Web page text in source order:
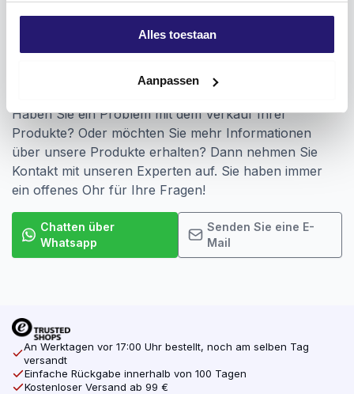
Alles toestaan
Aanpassen
Vragen? Wir sind für Sie da!
Haben Sie ein Problem mit dem Verkauf Ihrer
Produkte? Oder möchten Sie mehr Informationen
über unsere Produkte erhalten? Dann nehmen Sie
Kontakt mit unseren Experten auf. Sie haben immer
ein offenes Ohr für Ihre Fragen!
Chatten über
Whatsapp
Senden Sie eine E-
Mail
An Werktagen vor 17:00 Uhr bestellt, noch am selben Tag
versandt
Einfache Rückgabe innerhalb von 100 Tagen
Kostenloser Versand ab 99 €